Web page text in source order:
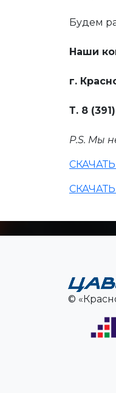
Будем
Наши
г.
Т. 8
P.S. Мы
©